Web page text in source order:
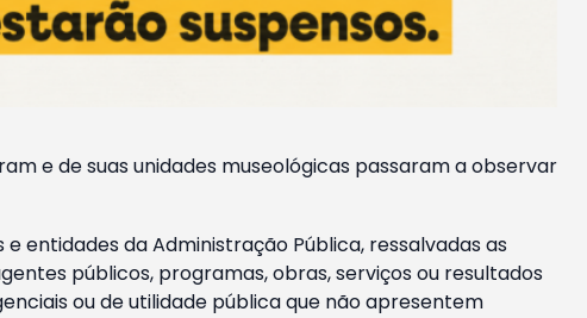
e de suas unidades museológicas passaram a observar
entidades da Administração Pública, ressalvadas as
públicos, programas, obras, serviços ou resultados
ou de utilidade pública que não apresentem